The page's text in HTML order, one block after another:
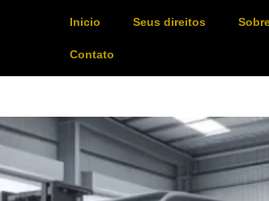
Inicio Seus direitos
Contato